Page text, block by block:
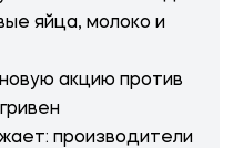
яйца, молоко и
акцию против
производители